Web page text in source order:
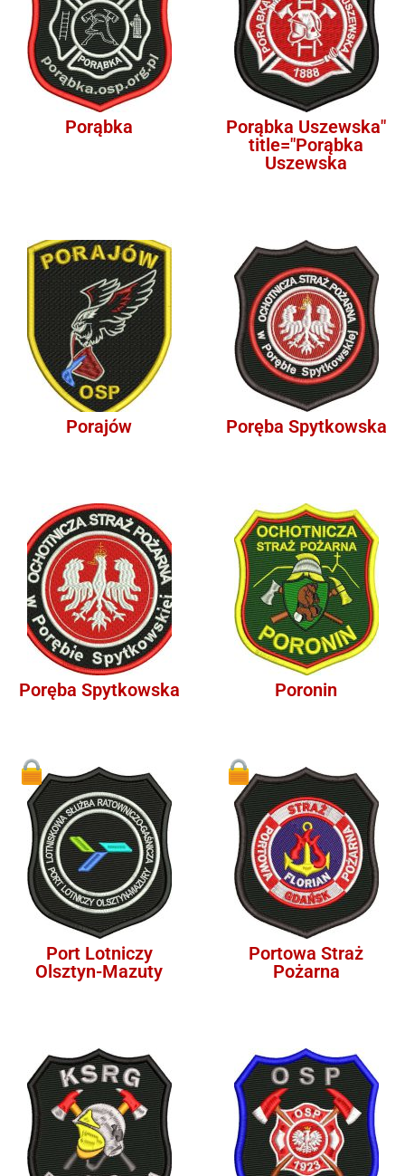
Porąbka
Porąbka Uszewska"
title="Porąbka
Uszewska
Porajów Poręba Spytkowska
Poręba Spytkowska Poronin
Port Lotniczy
Olsztyn-Mazuty
Portowa Straż
Pożarna